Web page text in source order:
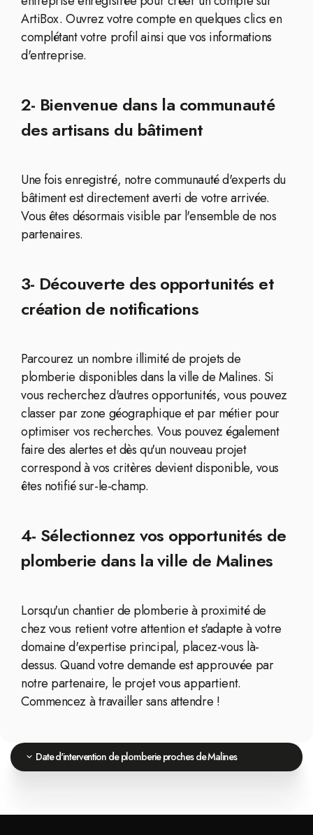
ArtiBox. Ouvrez votre compte en quelques clics en
complétant votre profil ainsi que vos informations
d'entreprise.
2- Bienvenue dans la communauté
des artisans du bâtiment
Une fois enregistré, notre communauté d'experts du
bâtiment est directement averti de votre arrivée.
Vous êtes désormais visible par l'ensemble de nos
partenaires.
3- Découverte des opportunités et
création de notifications
Parcourez un nombre illimité de projets de
plomberie disponibles dans la ville de Malines. Si
vous recherchez d'autres opportunités, vous pouvez
classer par zone géographique et par métier pour
optimiser vos recherches. Vous pouvez également
faire des alertes et dès qu'un nouveau projet
correspond à vos critères devient disponible, vous
êtes notifié sur-le-champ.
4- Sélectionnez vos opportunités de
plomberie dans la ville de Malines
Lorsqu'un chantier de plomberie à proximité de
chez vous retient votre attention et s'adapte à votre
domaine d'expertise principal, placez-vous là-
dessus. Quand votre demande est approuvée par
notre partenaire, le projet vous appartient.
Commencez à travailler sans attendre !
Date d'intervention de plomberie proches de Malines